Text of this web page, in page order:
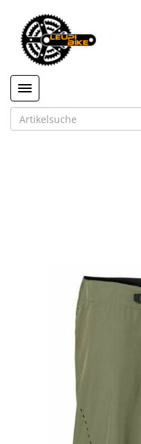
Toggle navigation